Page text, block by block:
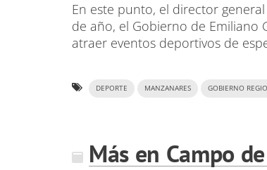
En este punto, el director
de año, el Gobierno de Emiliano
atraer eventos deportivos de
DEPORTE MANZANARES GOBIERNO
Más en Campo